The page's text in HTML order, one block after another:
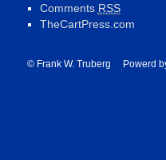
Comments RSS
TheCartPress.com
© Frank W. Truberg Powerd